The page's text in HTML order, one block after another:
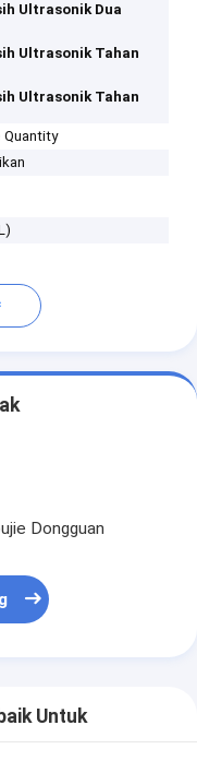
Ultrasonik Dua
Ultrasonik Tahan
Ultrasonik Tahan
Quantity
Dongguan
Untuk